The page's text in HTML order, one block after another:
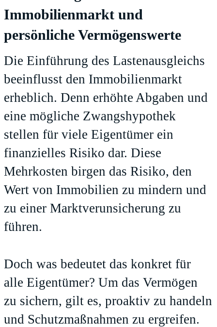
Immobilienmarkt und
persönliche Vermögenswerte
Die Einführung des Lastenausgleichs
beeinflusst den Immobilienmarkt
erheblich. Denn erhöhte Abgaben und
eine mögliche Zwangshypothek
stellen für viele Eigentümer ein
finanzielles Risiko dar. Diese
Mehrkosten birgen das Risiko, den
Wert von Immobilien zu mindern und
zu einer Marktverunsicherung zu
führen.
Doch was bedeutet das konkret für
alle Eigentümer? Um das Vermögen
zu sichern, gilt es, proaktiv zu handeln
und Schutzmaßnahmen zu ergreifen.